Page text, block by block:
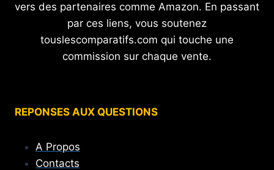
vers des partenaires comme Amazon. En passant
par ces liens, vous soutenez
touslescomparatifs.com qui touche une
commission sur chaque vente.
REPONSES AUX QUESTIONS
A Propos
Contacts